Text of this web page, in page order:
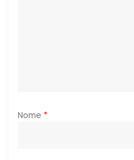
Nome *